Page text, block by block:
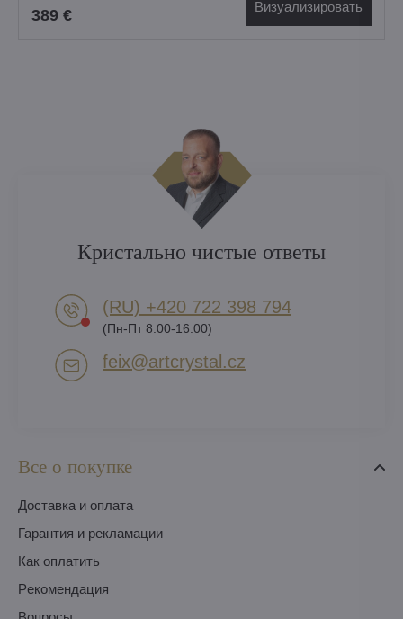
389 € Визуализировать
Все о покупке
Доставка и оплата
Гарантия и рекламации
Как оплатить
Pекомендация
Кристально чистые ответы
(RU) +420 722 398 794​
(Пн-Пт 8:00-16:00)
feix​@artcrystal​.cz